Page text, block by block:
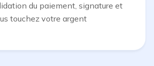
du paiement, signature et
touchez votre argent